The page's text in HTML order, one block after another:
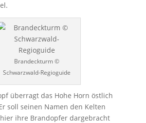
Brandeckturm ©
Schwarzwald-Regioguide
überragt das Hohe Horn östlich
soll seinen Namen den Kelten
ihre Brandopfer dargebracht